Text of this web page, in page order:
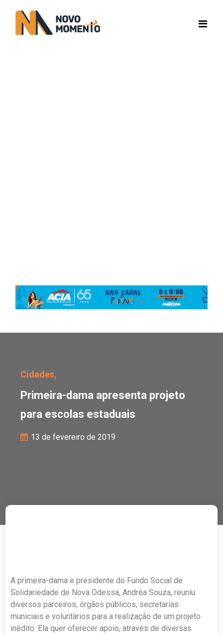
Cidades,
Primeira-dama apresenta projeto
para escolas estaduais
13 de fevereiro de 2019
A primeira-dama e presidente do Fundo Social de
Solidariedade de Nova Odessa, Andréa Souza, reuniu
diversos parceiros, órgãos públicos, secretarias
municiais e voluntários para a realização de um projeto
inédito. Ela quer oferecer apoio, através de diversas